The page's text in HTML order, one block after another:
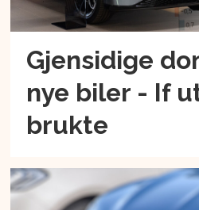
Gjensidige
nye biler - If
brukte